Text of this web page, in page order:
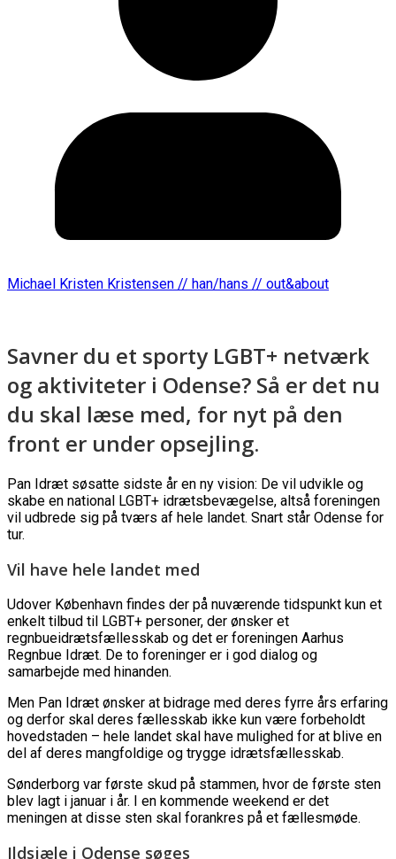
Michael Kristen Kristensen // han/hans // out&about
Savner du et sporty LGBT+ netværk
og aktiviteter i Odense? Så er det nu
du skal læse med, for nyt på den
front er under opsejling.
Pan Idræt søsatte sidste år en ny vision: De vil udvikle og
skabe en national LGBT+ idrætsbevægelse, altså foreningen
vil udbrede sig på tværs af hele landet. Snart står Odense for
tur.
Vil have hele landet med
Udover København findes der på nuværende tidspunkt kun et
enkelt tilbud til LGBT+ personer, der ønsker et
regnbueidrætsfællesskab og det er foreningen Aarhus
Regnbue Idræt. De to foreninger er i god dialog og
samarbejde med hinanden.
Men Pan Idræt ønsker at bidrage med deres fyrre års erfaring
og derfor skal deres fællesskab ikke kun være forbeholdt
hovedstaden – hele landet skal have mulighed for at blive en
del af deres mangfoldige og trygge idrætsfællesskab.
Sønderborg var første skud på stammen, hvor de første sten
blev lagt i januar i år. I en kommende weekend er det
meningen at disse sten skal forankres på et fællesmøde.
Ildsjæle i Odense søges